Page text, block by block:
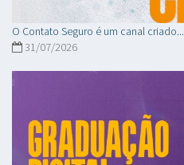
O Contato Seguro é um canal criado...
31/07/2026